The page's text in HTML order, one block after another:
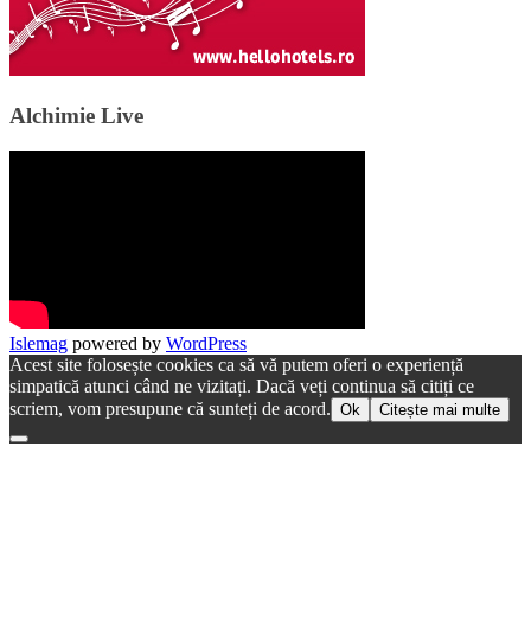
Alchimie Live
Islemag powered by WordPress
Acest site folosește cookies ca să vă putem oferi o experiență
simpatică atunci când ne vizitați. Dacă veți continua să citiți ce
scriem, vom presupune că sunteți de acord. Ok Citește mai multe